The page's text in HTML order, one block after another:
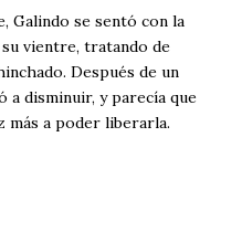
Galindo se sentó con la
vientre, tratando de
Después de un
a disminuir, y parecía que
más a poder liberarla.